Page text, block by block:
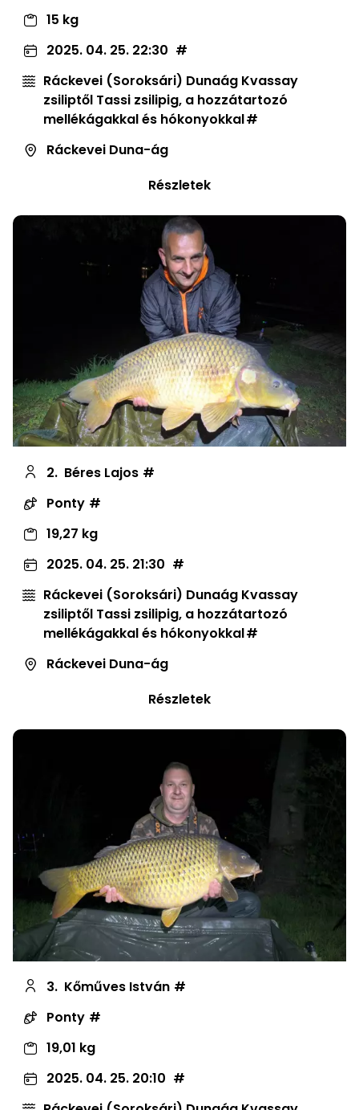
15 kg
2025. 04. 25. 22:30
Ráckevei (Soroksári) Dunaág Kvassay
zsiliptől Tassi zsilipig, a hozzátartozó
mellékágakkal és hókonyokkal
Ráckevei Duna-ág
Részletek
2. Béres Lajos
Ponty
19,27 kg
2025. 04. 25. 21:30
Ráckevei (Soroksári) Dunaág Kvassay
zsiliptől Tassi zsilipig, a hozzátartozó
mellékágakkal és hókonyokkal
Ráckevei Duna-ág
Részletek
3. Kőműves István
Ponty
19,01 kg
2025. 04. 25. 20:10